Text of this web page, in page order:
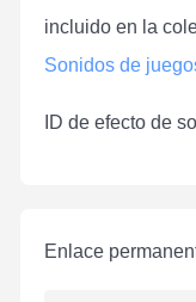
incluido en la
Sonidos de
ID de efecto de
Enlace